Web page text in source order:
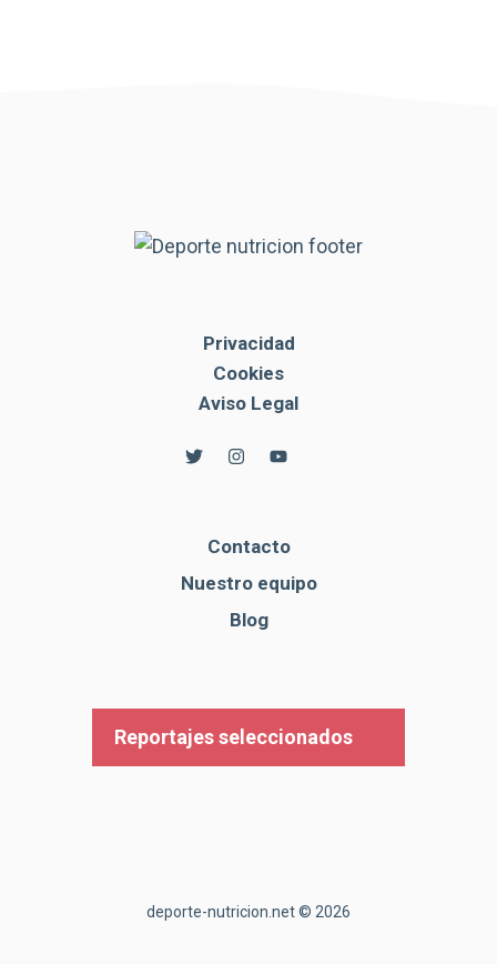
Privacidad
Cookies
Aviso Legal
Contacto
Nuestro equipo
Blog
Reportajes seleccionados
deporte-nutricion.net © 2026